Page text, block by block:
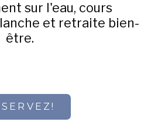
sur l'eau, cours
et retraite bien-
être.